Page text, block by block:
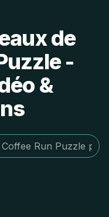
de
-
&